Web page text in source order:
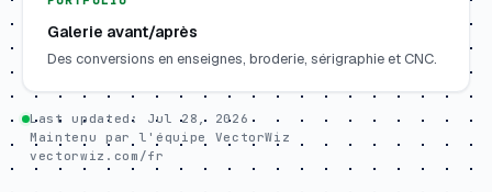
Galerie avant/après
Des conversions en enseignes, broderie, sérigraphie et CNC.
Last updated: Jul 28, 2026
Maintenu par l'équipe VectorWiz
vectorwiz.com/fr